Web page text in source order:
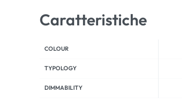
Caratteristiche
COLOUR
TYPOLOGY
DIMMABILITY